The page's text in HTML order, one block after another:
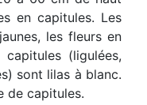
en capitules. Les
les fleurs en
capitules (ligulées,
sont lilas à blanc.
de capitules.